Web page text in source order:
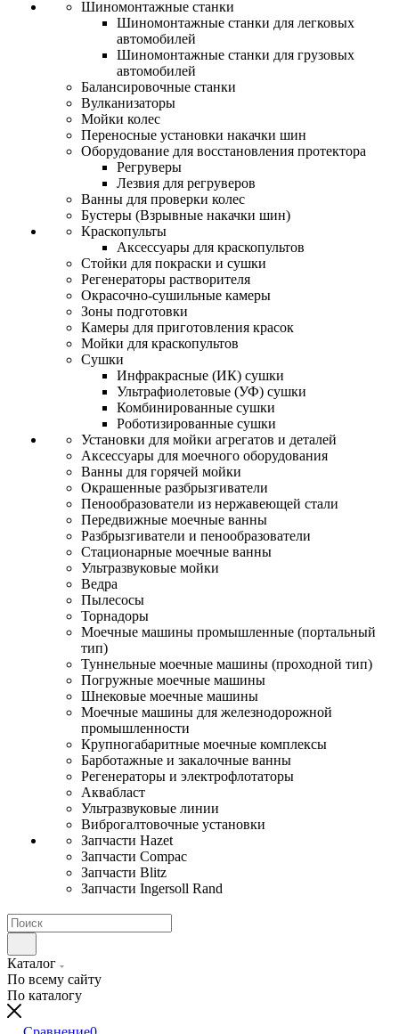
Шиномонтажные станки
Шиномонтажные станки для легковых
автомобилей
Шиномонтажные станки для грузовых
автомобилей
Балансировочные станки
Вулканизаторы
Мойки колес
Переносные установки накачки шин
Оборудование для восстановления протектора
Регруверы
Лезвия для регруверов
Ванны для проверки колес
Бустеры (Взрывные накачки шин)
Краскопульты
Аксессуары для краскопультов
Стойки для покраски и сушки
Регенераторы растворителя
Окрасочно-сушильные камеры
Зоны подготовки
Камеры для приготовления красок
Мойки для краскопультов
Сушки
Инфракрасные (ИК) сушки
Ультрафиолетовые (УФ) сушки
Комбинированные сушки
Роботизированные сушки
Установки для мойки агрегатов и деталей
Аксессуары для моечного оборудования
Ванны для горячей мойки
Окрашенные разбрызгиватели
Пенообразователи из нержавеющей стали
Передвижные моечные ванны
Разбрызгиватели и пенообразователи
Стационарные моечные ванны
Ультразвуковые мойки
Ведра
Пылесосы
Торнадоры
Моечные машины промышленные (портальный
тип)
Туннельные моечные машины (проходной тип)
Погружные моечные машины
Шнековые моечные машины
Моечные машины для железнодорожной
промышленности
Крупногабаритные моечные комплексы
Барботажные и закалочные ванны
Регенераторы и электрофлотаторы
Аквабласт
Ультразвуковые линии
Виброгалтовочные установки
Запчасти Hazet
Запчасти Compac
Запчасти Blitz
Запчасти Ingersoll Rand
Каталог
По всему сайту
По каталогу